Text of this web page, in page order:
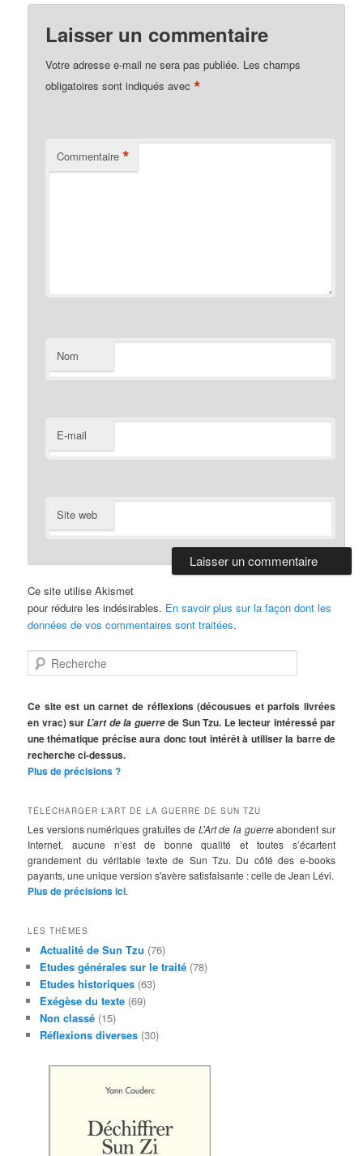
Laisser un commentaire
Votre adresse e-mail ne sera pas publiée. Les champs
obligatoires sont indiqués avec*
Commentaire *
Nom
E-mail
Site web
Ce site utilise Akismet
pour réduire les indésirables. En savoir plus sur la façon dont les
données de vos commentaires sont traitées.
e
h
e
r
c
h
Ce site est un carnet de réflexions (décousues et parfois livrées
en vrac) surL’art de la guerrede Sun Tzu. Le lecteur intéressé par
une thématique précise aura donc tout intérêt à utiliser la barre de
recherche ci-dessus.
Plus de précisions ?
TÉLÉCHARGER L’ART DE LA GUERRE DE SUN TZU
Les versions numériques gratuites de L’Art de la guerreabondent sur
Internet, aucune n’est de bonne qualité et toutes s’écartent
grandement du véritable texte de Sun Tzu. Du côté des e-books
payants, une unique version s'avère satisfaisante : celle de Jean Lévi.
Plus de précisions ici.
LES THÈMES
Actualité de Sun Tzu (76)
Etudes générales sur le traité (78)
Etudes historiques (63)
Exégèse du texte (69)
Non classé (15)
Réflexions diverses (30)